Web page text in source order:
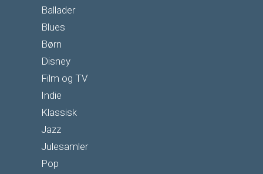
Ballader
Blues
Børn
Disney
Film og TV
Indie
Klassisk
Jazz
Julesamler
Pop